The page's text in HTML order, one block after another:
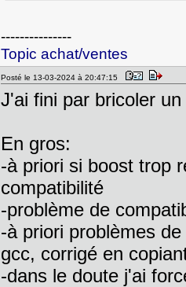
---------------
Topic achat/ventes
Posté le 13-03-2024 à 20:47:15
J'ai fini par bricoler
En gros:
-à priori si boost trop
compatibilité
-problème de
-à priori problèmes
gcc, corrigé en
-dans le doute j'ai